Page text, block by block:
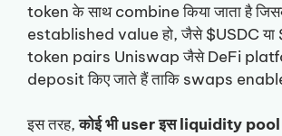
token के साथ combine किया जाता है
established value हो, जैसे $USDC या
token pairs Uniswap जैसे DeFi
deposit किए जाते हैं ताकि swaps
इस तरह,कोई भी user इस liquidity